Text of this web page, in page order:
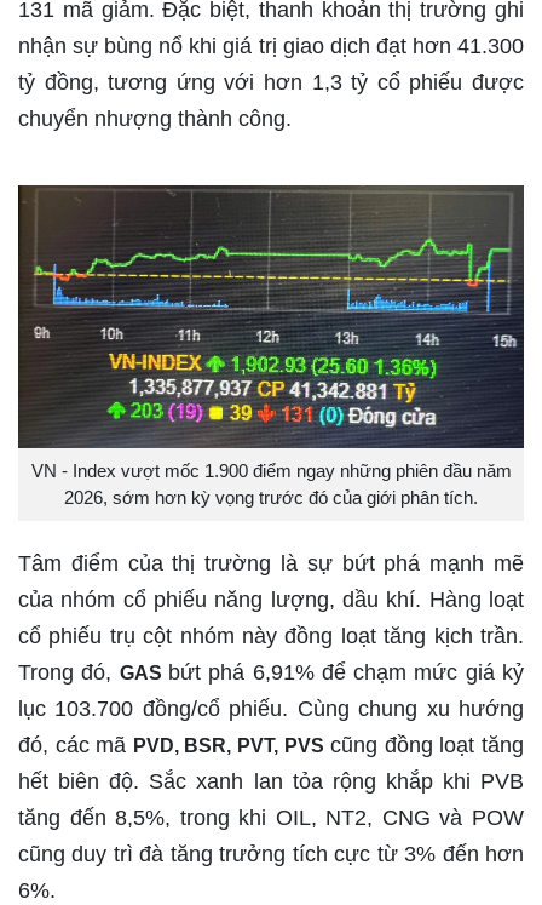
131 mã giảm. Đặc biệt, thanh khoản thị trường ghi
nhận sự bùng nổ khi giá trị giao dịch đạt hơn 41.300
tỷ đồng, tương ứng với hơn 1,3 tỷ cổ phiếu được
chuyển nhượng thành công.
VN - Index vượt mốc 1.900 điểm ngay những phiên đầu năm
2026, sớm hơn kỳ vọng trước đó của giới phân tích.
Tâm điểm của thị trường là sự bứt phá mạnh mẽ
của nhóm cổ phiếu năng lượng, dầu khí. Hàng loạt
cổ phiếu trụ cột nhóm này đồng loạt tăng kịch trần.
Trong đó, GAS bứt phá 6,91% để chạm mức giá kỷ
lục 103.700 đồng/cổ phiếu. Cùng chung xu hướng
đó, các mã PVD, BSR, PVT, PVS cũng đồng loạt tăng
hết biên độ. Sắc xanh lan tỏa rộng khắp khi PVB
tăng đến 8,5%, trong khi OIL, NT2, CNG và POW
cũng duy trì đà tăng trưởng tích cực từ 3% đến hơn
6%.